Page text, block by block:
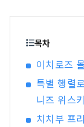
목차
이치로즈
특별 행렬
니즈 위스
치치부 프